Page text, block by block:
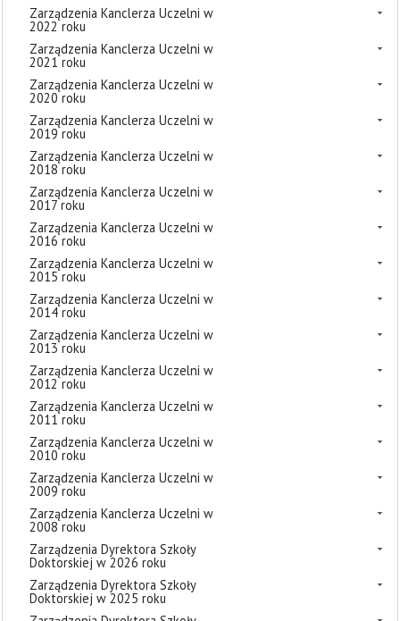
Zarządzenia Kanclerza Uczelni w
2022 roku
Zarządzenia Kanclerza Uczelni w
2021 roku
Zarządzenia Kanclerza Uczelni w
2020 roku
Zarządzenia Kanclerza Uczelni w
2019 roku
Zarządzenia Kanclerza Uczelni w
2018 roku
Zarządzenia Kanclerza Uczelni w
2017 roku
Zarządzenia Kanclerza Uczelni w
2016 roku
Zarządzenia Kanclerza Uczelni w
2015 roku
Zarządzenia Kanclerza Uczelni w
2014 roku
Zarządzenia Kanclerza Uczelni w
2013 roku
Zarządzenia Kanclerza Uczelni w
2012 roku
Zarządzenia Kanclerza Uczelni w
2011 roku
Zarządzenia Kanclerza Uczelni w
2010 roku
Zarządzenia Kanclerza Uczelni w
2009 roku
Zarządzenia Kanclerza Uczelni w
2008 roku
Zarządzenia Dyrektora Szkoły
Doktorskiej w 2026 roku
Zarządzenia Dyrektora Szkoły
Doktorskiej w 2025 roku